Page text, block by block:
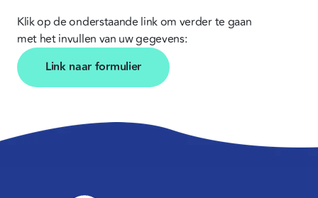
Klik op de onderstaande link om verder te gaan
met het invullen van uw gegevens:
Link naar formulier